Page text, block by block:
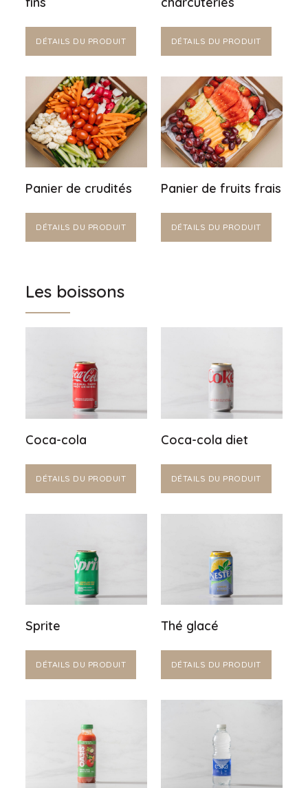
DÉTAILS DU PRODUIT DÉTAILS DU PRODUIT
Panier de crudités
DÉTAILS DU PRODUIT
Panier de fruits frais
DÉTAILS DU PRODUIT
Les boissons
Coca-cola
DÉTAILS DU PRODUIT
Coca-cola diet
DÉTAILS DU PRODUIT
Sprite
DÉTAILS DU PRODUIT
Thé glacé
DÉTAILS DU PRODUIT